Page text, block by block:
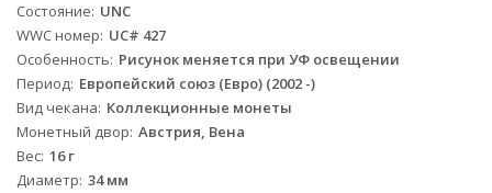
Состояние UNC
WWC номер UC# 427
Особенность Рисунок меняется при УФ освещении
Период Европейский союз (Евро) (2002 -)
Вид чекана Коллекционные монеты
Монетный двор Австрия, Вена
Вес 16 г
Диаметр 34 мм